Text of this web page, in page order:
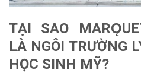
TẠI SAO
LÀ NGÔI TRƯỜNG
HỌC SINH MỸ?